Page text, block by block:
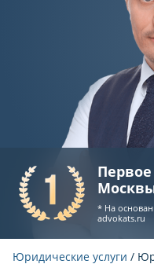
* На
advokats.ru
Юридические услуги /